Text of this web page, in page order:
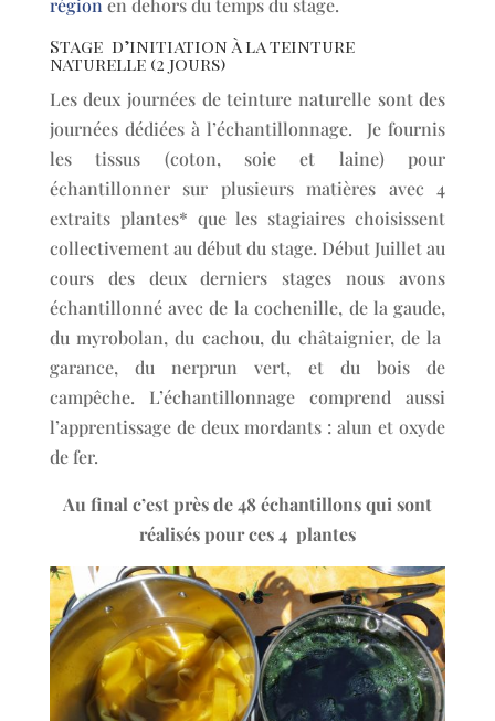
région en dehors du temps du stage.
Stage d’initiation à la teinture
naturelle (2 jours)
Les deux journées de teinture naturelle sont des
journées dédiées à l’échantillonnage. Je fournis
les tissus (coton, soie et laine) pour
échantillonner sur plusieurs matières avec 4
extraits plantes* que les stagiaires choisissent
collectivement au début du stage. Début Juillet au
cours des deux derniers stages nous avons
échantillonné avec de la cochenille, de la gaude,
du myrobolan, du cachou, du châtaignier, de la
garance, du nerprun vert, et du bois de
campêche. L’échantillonnage comprend aussi
l’apprentissage de deux mordants : alun et oxyde
de fer.
Au final c’est près de 48 échantillons qui sont
réalisés pour ces 4 plantes